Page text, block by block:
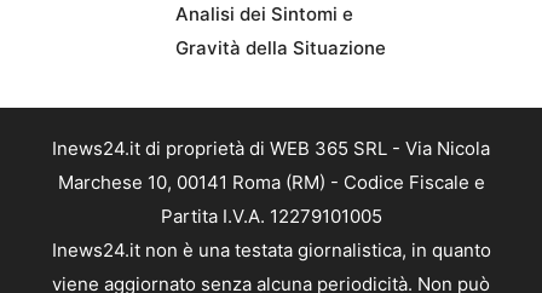
Analisi dei Sintomi e
Gravità della Situazione
Inews24.it di proprietà di WEB 365 SRL - Via Nicola
Marchese 10, 00141 Roma (RM) - Codice Fiscale e
Partita I.V.A. 12279101005
Inews24.it non è una testata giornalistica, in quanto
viene aggiornato senza alcuna periodicità. Non può